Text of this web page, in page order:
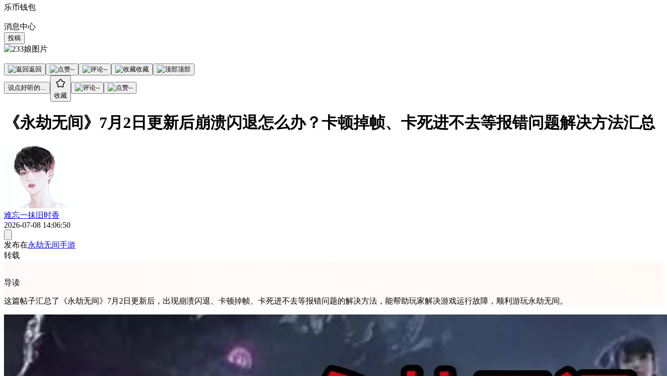
乐币钱包
消息中心
投稿
返回 -- -- 收藏 顶部
说点好听的...
收藏
-- --
《永劫无间》7月2日更新后崩溃闪退怎么办？卡顿掉帧、卡死进不去等报错问题解决方法汇总
难忘一抹旧时香
2026-07-08 14:06:50
发布在永劫无间手游
转载
导读
这篇帖子汇总了《永劫无间》7月2日更新后，出现崩溃闪退、卡顿掉帧、卡死进不去等报错问题的解决方法，能帮助玩家解决游戏运行故障，顺利游玩永劫无间。